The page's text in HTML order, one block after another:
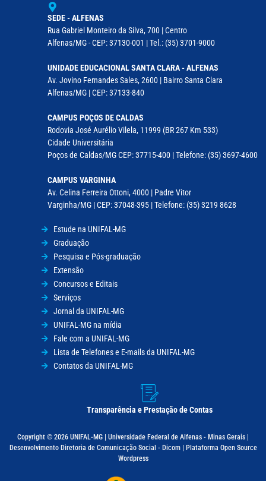
SEDE - ALFENAS
Rua Gabriel Monteiro da Silva, 700 | Centro
Alfenas/MG - CEP: 37130-001 | Tel.: (35) 3701-9000
UNIDADE EDUCACIONAL SANTA CLARA - ALFENAS
Av. Jovino Fernandes Sales, 2600 | Bairro Santa Clara
Alfenas/MG | CEP: 37133-840
CAMPUS POÇOS DE CALDAS
Rodovia José Aurélio Vilela, 11999 (BR 267 Km 533)
Cidade Universitária
Poços de Caldas/MG CEP: 37715-400 | Telefone: (35) 3697-4600
CAMPUS VARGINHA
Av. Celina Ferreira Ottoni, 4000 | Padre Vitor
Varginha/MG | CEP: 37048-395 | Telefone: (35) 3219 8628
Estude na UNIFAL-MG
Graduação
Pesquisa e Pós-graduação
Extensão
Concursos e Editais
Serviços
Jornal da UNIFAL-MG
UNIFAL-MG na mídia
Fale com a UNIFAL-MG
Lista de Telefones e E-mails da UNIFAL-MG
Contatos da UNIFAL-MG
Transparência e Prestação de Contas
Copyright © 2026 UNIFAL-MG | Universidade Federal de Alfenas - Minas Gerais |
Desenvolvimento Diretoria de Comunicação Social - Dicom | Plataforma Open Source
Wordpress